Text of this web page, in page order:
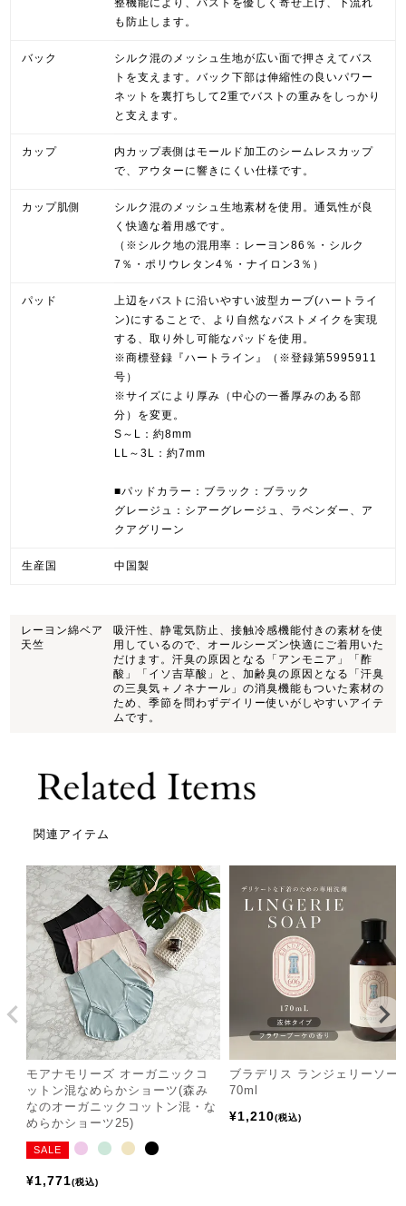
整機能により、バストを優しく寄せ上げ、下流れ
も防止します。
バック
シルク混のメッシュ生地が広い面で押さえてバス
トを支えます。バック下部は伸縮性の良いパワー
ネットを裏打ちして2重でバストの重みをしっかり
と支えます。
カップ
内カップ表側はモールド加工のシームレスカップ
で、アウターに響きにくい仕様です。
カップ肌側
シルク混のメッシュ生地素材を使用。通気性が良
く快適な着用感です。
（※シルク地の混用率：レーヨン86％・シルク
7％・ポリウレタン4％・ナイロン3％）
パッド
上辺をバストに沿いやすい波型カーブ(ハートライ
ン)にすることで、より自然なバストメイクを実現
する、取り外し可能なパッドを使用。
※商標登録『ハートライン』（※登録第5995911
号）
※サイズにより厚み（中心の一番厚みのある部
分）を変更。
S～L：約8mm
LL～3L：約7mm
■パッドカラー：ブラック：ブラック
グレージュ：シアーグレージュ、ラベンダー、ア
クアグリーン
生産国 中国製
レーヨン綿ベア
天竺
吸汗性、静電気防止、接触冷感機能付きの素材を使
用しているので、オールシーズン快適にご着用いた
だけます。汗臭の原因となる「アンモニア」「酢
酸」「イソ吉草酸」と、加齢臭の原因となる「汗臭
の三臭気＋ノネナール」の消臭機能もついた素材の
ため、季節を問わずデイリー使いがしやすいアイテ
ムです。
関連アイテム
モアナモリーズ オーガニックコ
ットン混なめらかショーツ(森み
なのオーガニックコットン混・な
めらかショーツ25)
SALE
¥1,771 税込
ブラデリス ランジェリーソー
70ml
¥1,210 税込